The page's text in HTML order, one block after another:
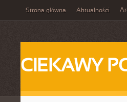
Strona główna Aktualności
CIEKAWY